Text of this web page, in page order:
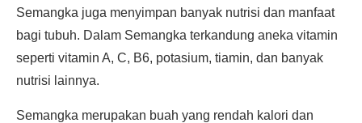
Semangka juga menyimpan banyak nutrisi dan manfaat
bagi tubuh. Dalam Semangka terkandung aneka vitamin
seperti vitamin A, C, B6, potasium, tiamin, dan banyak
nutrisi lainnya.
Semangka merupakan buah yang rendah kalori dan